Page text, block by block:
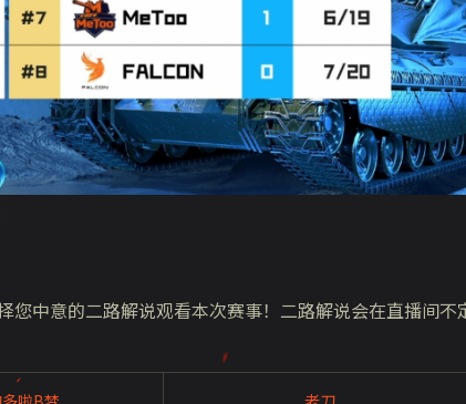
中意的二路解说观看本次赛事！二路解说会在直播间不